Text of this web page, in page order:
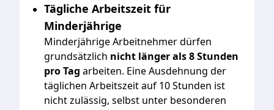
Tägliche Arbeitszeit für
Minderjährige
Minderjährige Arbeitnehmer dürfen
grundsätzlich nicht länger als 8 Stunden
pro Tag arbeiten. Eine Ausdehnung der
täglichen Arbeitszeit auf 10 Stunden ist
nicht zulässig, selbst unter besonderen